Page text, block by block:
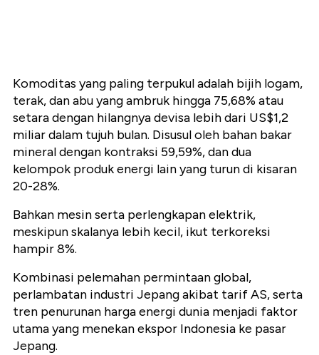
Komoditas yang paling terpukul adalah bijih logam,
terak, dan abuyang ambruk hingga 75,68% atau
setara dengan hilangnya devisa lebih dari US$1,2
miliardalam tujuh bulan. Disusul oleh bahan bakar
mineral dengan kontraksi 59,59%, dan dua
kelompok produk energi lain yang turun di kisaran
20-28%.
Bahkan mesin serta perlengkapan elektrik,
meskipun skalanya lebih kecil, ikut terkoreksi
hampir8%.
Kombinasi pelemahan permintaan global,
perlambatan industri Jepang akibat tarif AS, serta
tren penurunan harga energi dunia menjadi faktor
utama yang menekan ekspor Indonesia ke pasar
Jepang.